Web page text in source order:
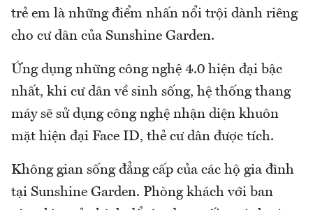
trẻ em là những điểm nhấn nổi trội dành riêng
cho cư dân của Sunshine Garden.
Ứng dụng những công nghệ 4.0 hiện đại bậc
nhất, khi cư dân về sinh sống, hệ thống thang
máy sẽ sử dụng công nghệ nhận diện khuôn
mặt hiện đại Face ID, thẻ cư dân được tích.
Không gian sống đẳng cấp của các hộ gia đình
tại Sunshine Garden. Phòng khách với ban